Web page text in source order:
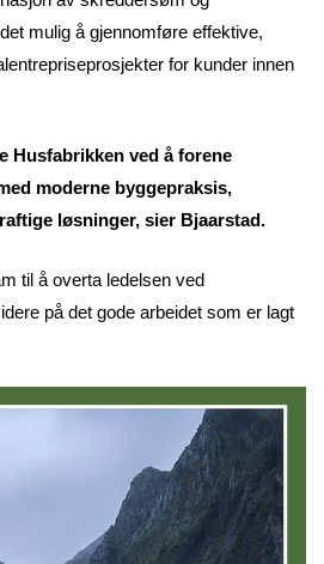
mulig å gjennomføre effektive,
for kunder innen
Husfabrikken ved å forene
moderne byggepraksis,
løsninger, sier Bjaarstad.
til å overta ledelsen ved
på det gode arbeidet som er lagt